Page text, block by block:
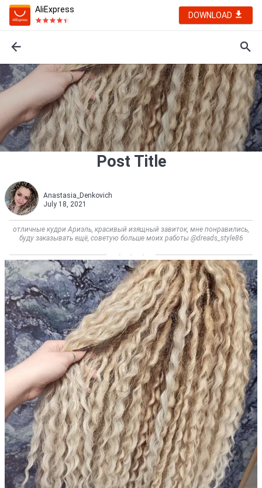
AliExpress
DOWNLOAD
Post Title
Anastasia_Denkovich
July 18, 2021
отличные кудри Ариэль, красивый изящный завиток, мне понравились,
буду заказывать ещё, советую больше моих работы @dreads_style86            